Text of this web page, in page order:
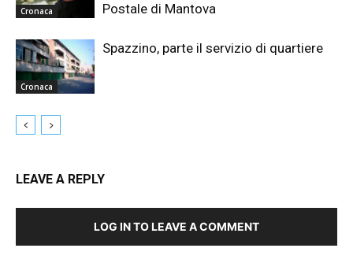
Cronaca
Postale di Mantova
Cronaca
Spazzino, parte il servizio di quartiere
LEAVE A REPLY
LOG IN TO LEAVE A COMMENT